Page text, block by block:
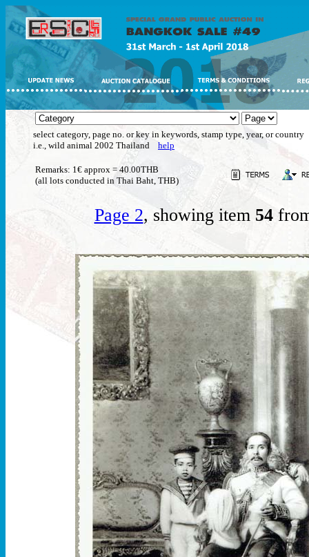
select category, page no. or key in keywords, stamp type, year, or country
i.e., wild animal 2002 Thailand help
Remarks: 1€ approx = 40.00THB
(all lots conducted in Thai Baht, THB)
Page 2, showing item 54